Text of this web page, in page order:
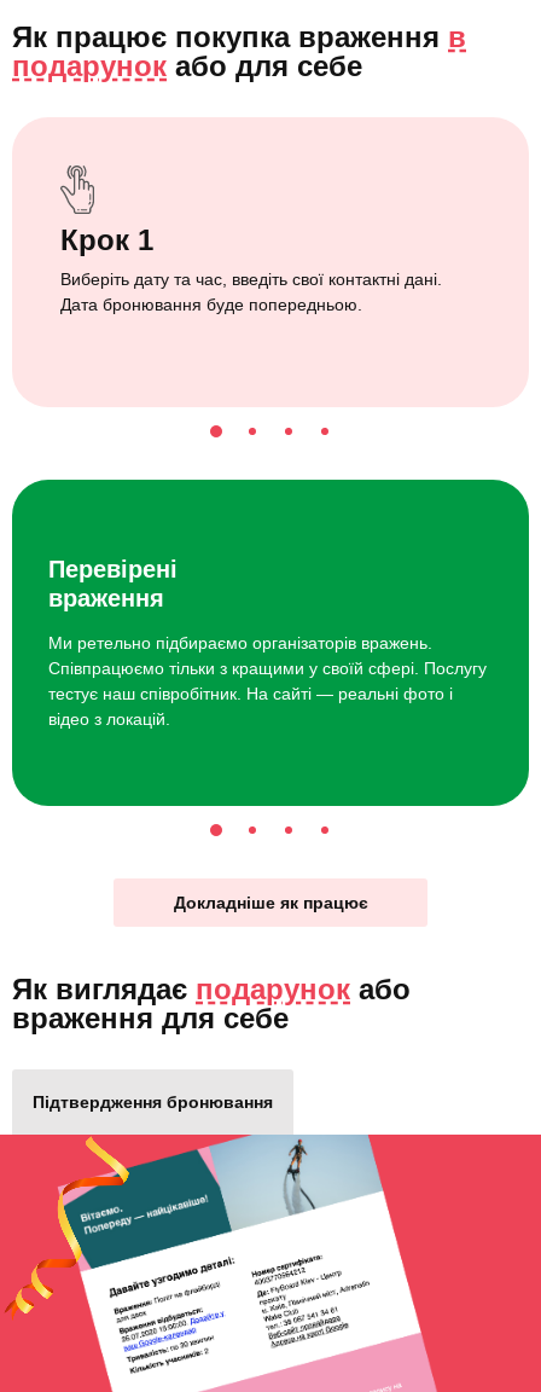
Як працює покупка враження в
подарунок або для себе
Крок 1
Виберіть дату та час, введіть свої контактні дані.
Дата бронювання буде попередньою.
Перевірені
враження
Ми ретельно підбираємо організаторів вражень.
Співпрацюємо тільки з кращими у своїй сфері. Послугу
тестує наш співробітник. На сайті — реальні фото і
відео з локацій.
Докладніше як працює
Як виглядає подарунок або
враження для себе
Підтвердження бронювання